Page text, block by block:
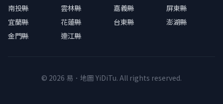
南投縣
雲林縣 嘉義縣
屏東縣
宜蘭縣
花蓮縣 台東縣
澎湖縣
金門縣
連江縣
© 2026 易．地圖 YiDiTu. All rights reserved.